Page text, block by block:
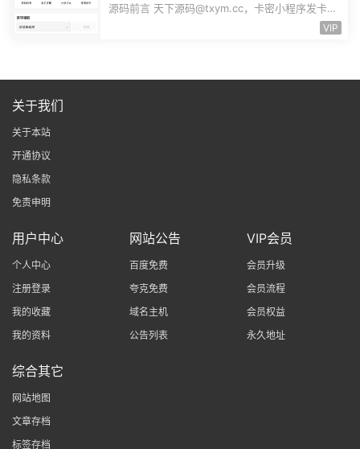
领取裂变扩展流量主小程序Custom
源码前言 天下源码@txym.cc，卡密小程序发卡小
VIP
关于我们
关于本站
开通协议
隐私条款
免责申明
用户中心
个人中心
注册登录
我的收藏
我的资料
网站公告
百度免费
夸克免费
域名主机
公告列表
VIP会员
会员升级
会员流程
会员权益
永久地址
综合其它
网站地图
文章存档
标签存档